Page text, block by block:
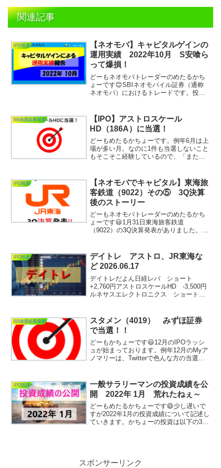
関連記事
IPO投資
【ネオモバ】キャピタルゲインの
運用実績 2022年10月 S安喰ら
って爆損！
どーもネオモバトレーダーのめたるかち
ょーです😊SBIネオモバイル証券（通称
ネオモバ）におけるトレードです。投資
10月の運用実績の報告記事となります。
10月も相変わら...
BB抽選結果発表
【IPO】アストロスケール
HD（186A）に当選！
どーもめたるかちょーです。例年6月は上
場が多い月。なのに1件も当選しないこと
もそこそこ経験しているので、「またボ
をいただくことができました。今年2件目
の当選です。松井証...
IPO投資
【ネオモバでキャピタル】東海旅
客鉄道（9022）その⑤ 3Q決算
後のストーリー
どーもネオモバトレーダーのめたるかち
ょーです😃1月31日東海旅客鉄道
（9022）の3Q決算発表がありました。
た。自分が想定したシナリオを信じてこ
こまできましたが、...
IPO投資
デイトレ アストロ、JR東海な
ど 2026.06.17
デイトレだよん日経レバ ショート
+2,760円アストロスケールHD -3,500円
ルネサスエレクトロニクス ショート
や！ 本日の実現損益 ガチャガチャ...
BB抽選結果発表
スタメン（4019） みずほ証券
で当選！！
どーもかちょーです😃12月のIPOラッシ
ュが始まっております。例年12月のMyア
ノマリーは、Twitterで色んな方の当選報
たが、初っぱなの方で幸先の良い当選を
頂くこと...
IPO投資
一般サラリーマンの投資成績を公
開 2022年 1月 荒れたねぇ～
どーもめたるかちょーです😄少し遅いで
すが2022年1月の投資成績について記述し
ていきます。かちょーの投資は以下の3本
スポンサーリンク